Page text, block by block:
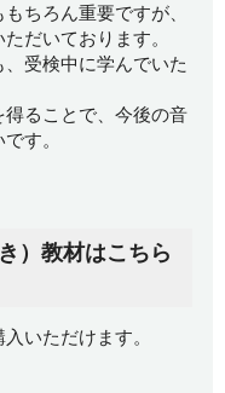
ちろん重要ですが、
だいております。
受検中に学んでいた
ることで、今後の音
す。
）教材はこちら
いただけます。